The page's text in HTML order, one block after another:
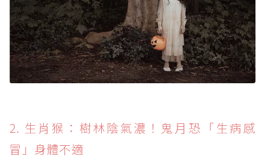
2. 生肖猴：樹林陰氣濃！鬼月恐「生病感
冒」身體不適